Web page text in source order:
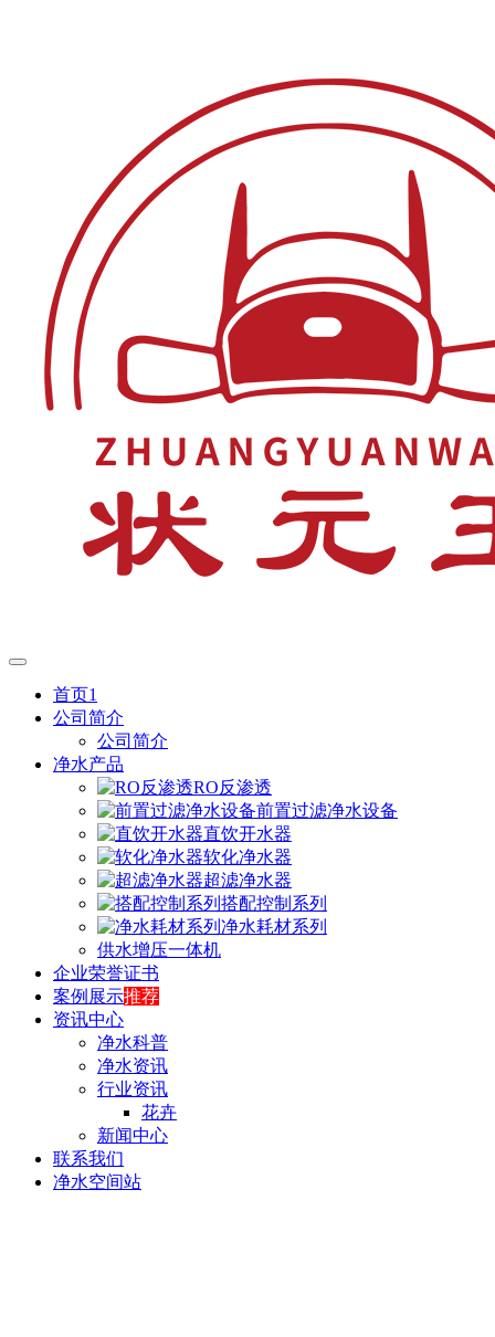
首页1
公司简介
公司简介
净水产品
RO反渗透
前置过滤净水设备
直饮开水器
软化净水器
超滤净水器
搭配控制系列
净水耗材系列
供水增压一体机
企业荣誉证书
案例展示推荐
资讯中心
净水科普
净水资讯
行业资讯
花卉
新闻中心
联系我们
净水空间站